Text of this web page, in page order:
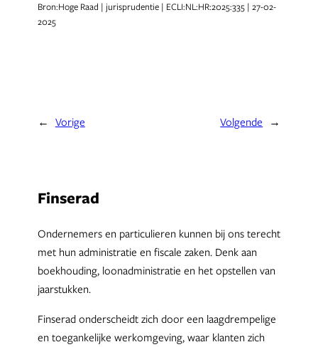
Bron:Hoge Raad | jurisprudentie | ECLI:NL:HR:2025:335 | 27-02-
2025
← Vorige Volgende →
Finserad
Ondernemers en particulieren kunnen bij ons terecht
met hun administratie en fiscale zaken. Denk aan
boekhouding, loonadministratie en het opstellen van
jaarstukken.
Finserad onderscheidt zich door een laagdrempelige
en toegankelijke werkomgeving, waar klanten zich